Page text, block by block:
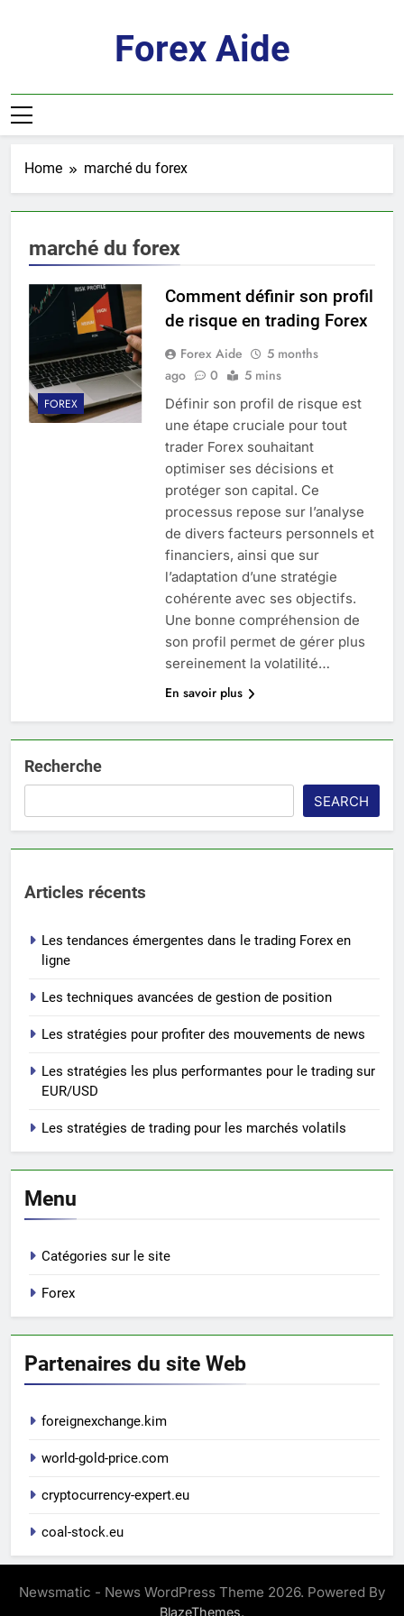
Forex Aide
Home marché du forex
marché du forex
FOREX
Comment définir son profil
de risque en trading Forex
Forex Aide
5 months
ago
0 5 mins
Définir son profil de risque est
une étape cruciale pour tout
trader Forex souhaitant
optimiser ses décisions et
protéger son capital. Ce
processus repose sur l’analyse
de divers facteurs personnels et
financiers, ainsi que sur
l’adaptation d’une stratégie
cohérente avec ses objectifs.
Une bonne compréhension de
son profil permet de gérer plus
sereinement la volatilité…
En savoir plus
Recherche
SEARCH
Articles récents
Les tendances émergentes dans le trading Forex en
ligne
Les techniques avancées de gestion de position
Les stratégies pour profiter des mouvements de news
Les stratégies les plus performantes pour le trading sur
EUR/USD
Les stratégies de trading pour les marchés volatils
Menu
Catégories sur le site
Forex
Partenaires du site Web
foreignexchange.kim
world-gold-price.com
cryptocurrency-expert.eu
coal-stock.eu
Newsmatic - News WordPress Theme 2026. Powered By
BlazeThemes.